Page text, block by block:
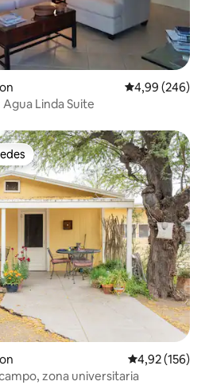
Calificación
4,99 (246)
Linda Suite
más destacados
Calificación
4,92 (156)
zona universitaria